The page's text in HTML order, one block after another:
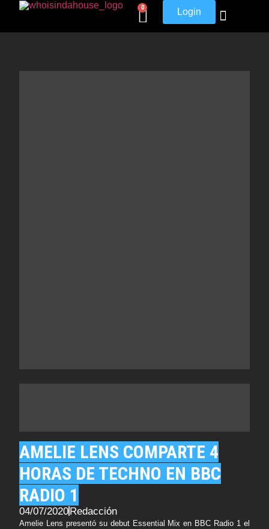
0 Login
AMELIE LENS COMPARTE 4
HORAS DE TECHNO EN BBC
RADIO 1
04/07/2020Redacción
Amelie Lens presentó su debut Essential Mix en BBC Radio 1 el